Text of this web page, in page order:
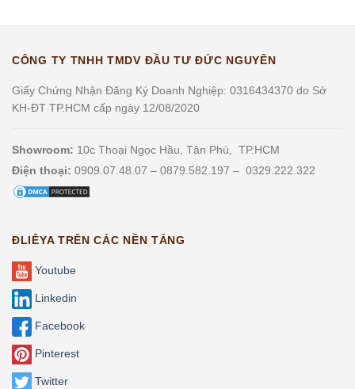
CÔNG TY TNHH TMDV ĐẦU TƯ ĐỨC NGUYÊN
Giấy Chứng Nhận Đăng Ký Doanh Nghiệp: 0316434370 do Sở
KH-ĐT TP.HCM cấp ngày 12/08/2020
Showroom: 10c Thoại Ngọc Hầu, Tân Phú, TP.HCM
Điện thoại: 0909.07.48.07 – 0879.582.197 – 0329.222.322
ĐLIÊYA TRÊN CÁC NỀN TẢNG
Youtube
Linkedin
Facebook
Pinterest
Twitter